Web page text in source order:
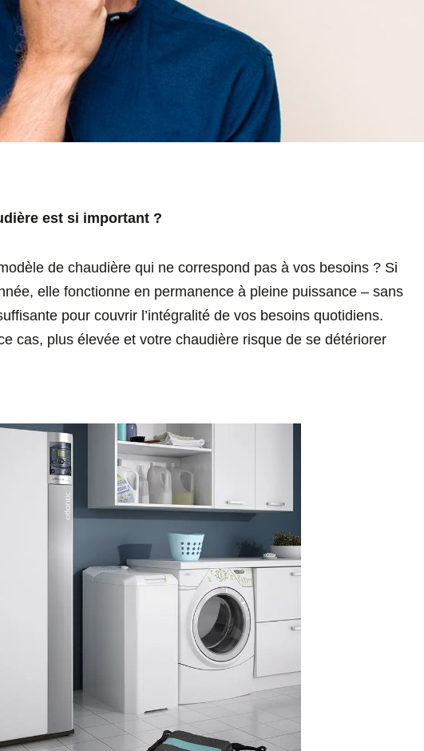
est si important ?
de chaudière qui ne correspond pas à vos besoins ? Si
elle fonctionne en permanence à pleine puissance – sans
pour couvrir l’intégralité de vos besoins quotidiens.
cas, plus élevée et votre chaudière risque de se détériorer